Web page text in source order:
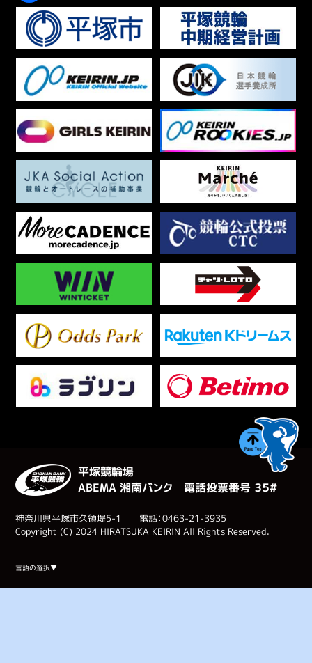
平塚競輪場
ABEMA 湘南バンク 電話投票番号 ３５#
神奈川県平塚市久領堤5-1 電話：0463-21-3935
Copyright (C) 2024 HIRATSUKA KEIRIN All Rights Reserved.
言語の選択▼
Select Language